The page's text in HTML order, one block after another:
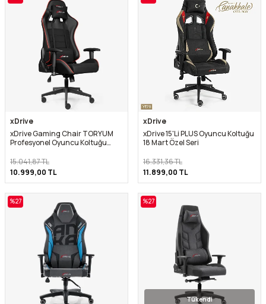
xDrive
xDrive Gaming Chair TORYUM
Profesyonel Oyuncu Koltuğu
15.041,87TL
10.999,00 TL
xDrive
xDrive 15'Li PLUS Oyuncu Koltuğu
18 Mart Özel Seri
16.331,36TL
11.899,00 TL
%27 %27
Tükendi